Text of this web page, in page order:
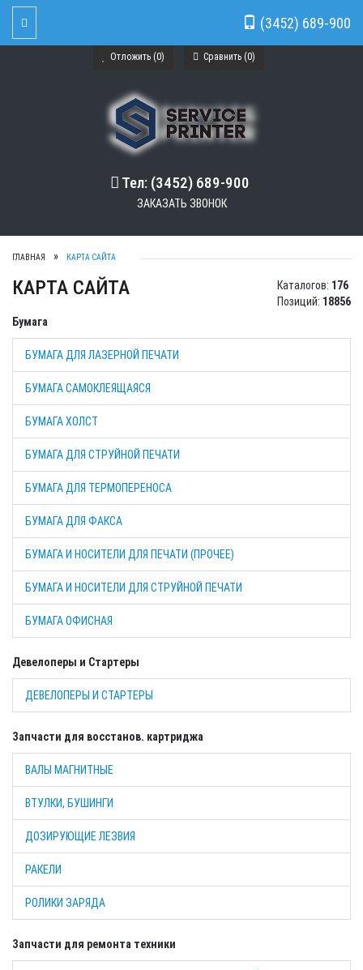
Отложить (0) Сравнить (0)
Тел: (3452) 689-900
ЗАКАЗАТЬ ЗВОНОК
(3452) 689-900
Toggle Navigation
ГЛАВНАЯ КАРТА САЙТА
Каталогов: 176
Позиций: 18856
КАРТА САЙТА
Бумага
БУМАГА ДЛЯ ЛАЗЕРНОЙ ПЕЧАТИ
БУМАГА САМОКЛЕЯЩАЯСЯ
БУМАГА ХОЛСТ
БУМАГА ДЛЯ СТРУЙНОЙ ПЕЧАТИ
БУМАГА ДЛЯ ТЕРМОПЕРЕНОСА
БУМАГА ДЛЯ ФАКСА
БУМАГА И НОСИТЕЛИ ДЛЯ ПЕЧАТИ (ПРОЧЕЕ)
БУМАГА И НОСИТЕЛИ ДЛЯ СТРУЙНОЙ ПЕЧАТИ
БУМАГА ОФИСНАЯ
Девелоперы и Стартеры
ДЕВЕЛОПЕРЫ И СТАРТЕРЫ
Запчасти для восстанов. картриджа
ВАЛЫ МАГНИТНЫЕ
ВТУЛКИ, БУШИНГИ
ДОЗИРУЮЩИЕ ЛЕЗВИЯ
РАКЕЛИ
РОЛИКИ ЗАРЯДА
Запчасти для ремонта техники